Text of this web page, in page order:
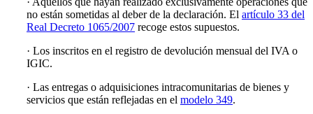
no están sometidas al deber de la declaración. El artículo 33 del
Real Decreto 1065/2007 recoge estos supuestos.
· Los inscritos en el registro de devolución mensual del IVA o
IGIC.
· Las entregas o adquisiciones intracomunitarias de bienes y
servicios que están reflejadas en el modelo 349.